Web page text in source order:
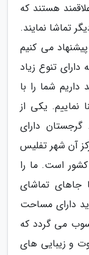
هستند که
تماشا نمایند.
می کنیم
تنوع زیاد
شما را با
نماییم. یکی از
دارای
آن شهر تفلیس
کشور است. ما را
جاهای تماشای
دارای مساحت
می گردد که
و زیبایی های